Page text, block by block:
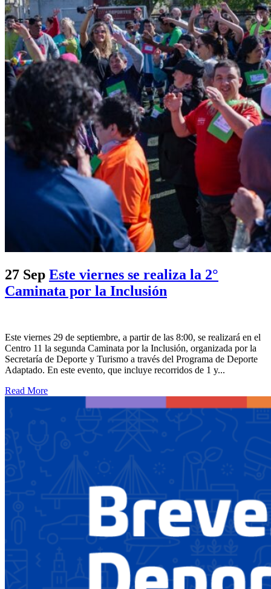
27 Sep Este viernes se realiza la 2°
Caminata por la Inclusión
Este viernes 29 de septiembre, a partir de las 8:00, se realizará en el
Centro 11 la segunda Caminata por la Inclusión, organizada por la
Secretaría de Deporte y Turismo a través del Programa de Deporte
Adaptado. En este evento, que incluye recorridos de 1 y...
Read More